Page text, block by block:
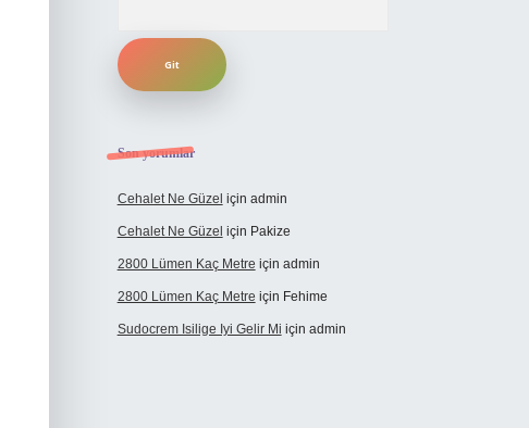
Son yorumlar
Cehalet Ne Güzel için admin
Cehalet Ne Güzel için Pakize
2800 Lümen Kaç Metre için admin
2800 Lümen Kaç Metre için Fehime
Sudocrem Isilige Iyi Gelir Mi için admin